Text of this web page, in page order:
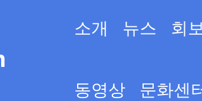
소개 뉴스 회
동영상 문화센